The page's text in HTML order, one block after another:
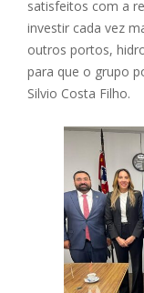
satisfeitos com a
investir cada vez
outros portos,
para que o grupo
Silvio Costa Filho.